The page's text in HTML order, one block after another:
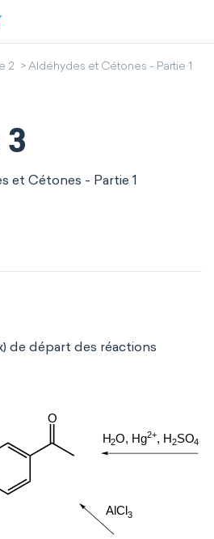
2
Aldéhydes et Cétones - Partie 1
3
et Cétones - Partie 1
de départ des réactions